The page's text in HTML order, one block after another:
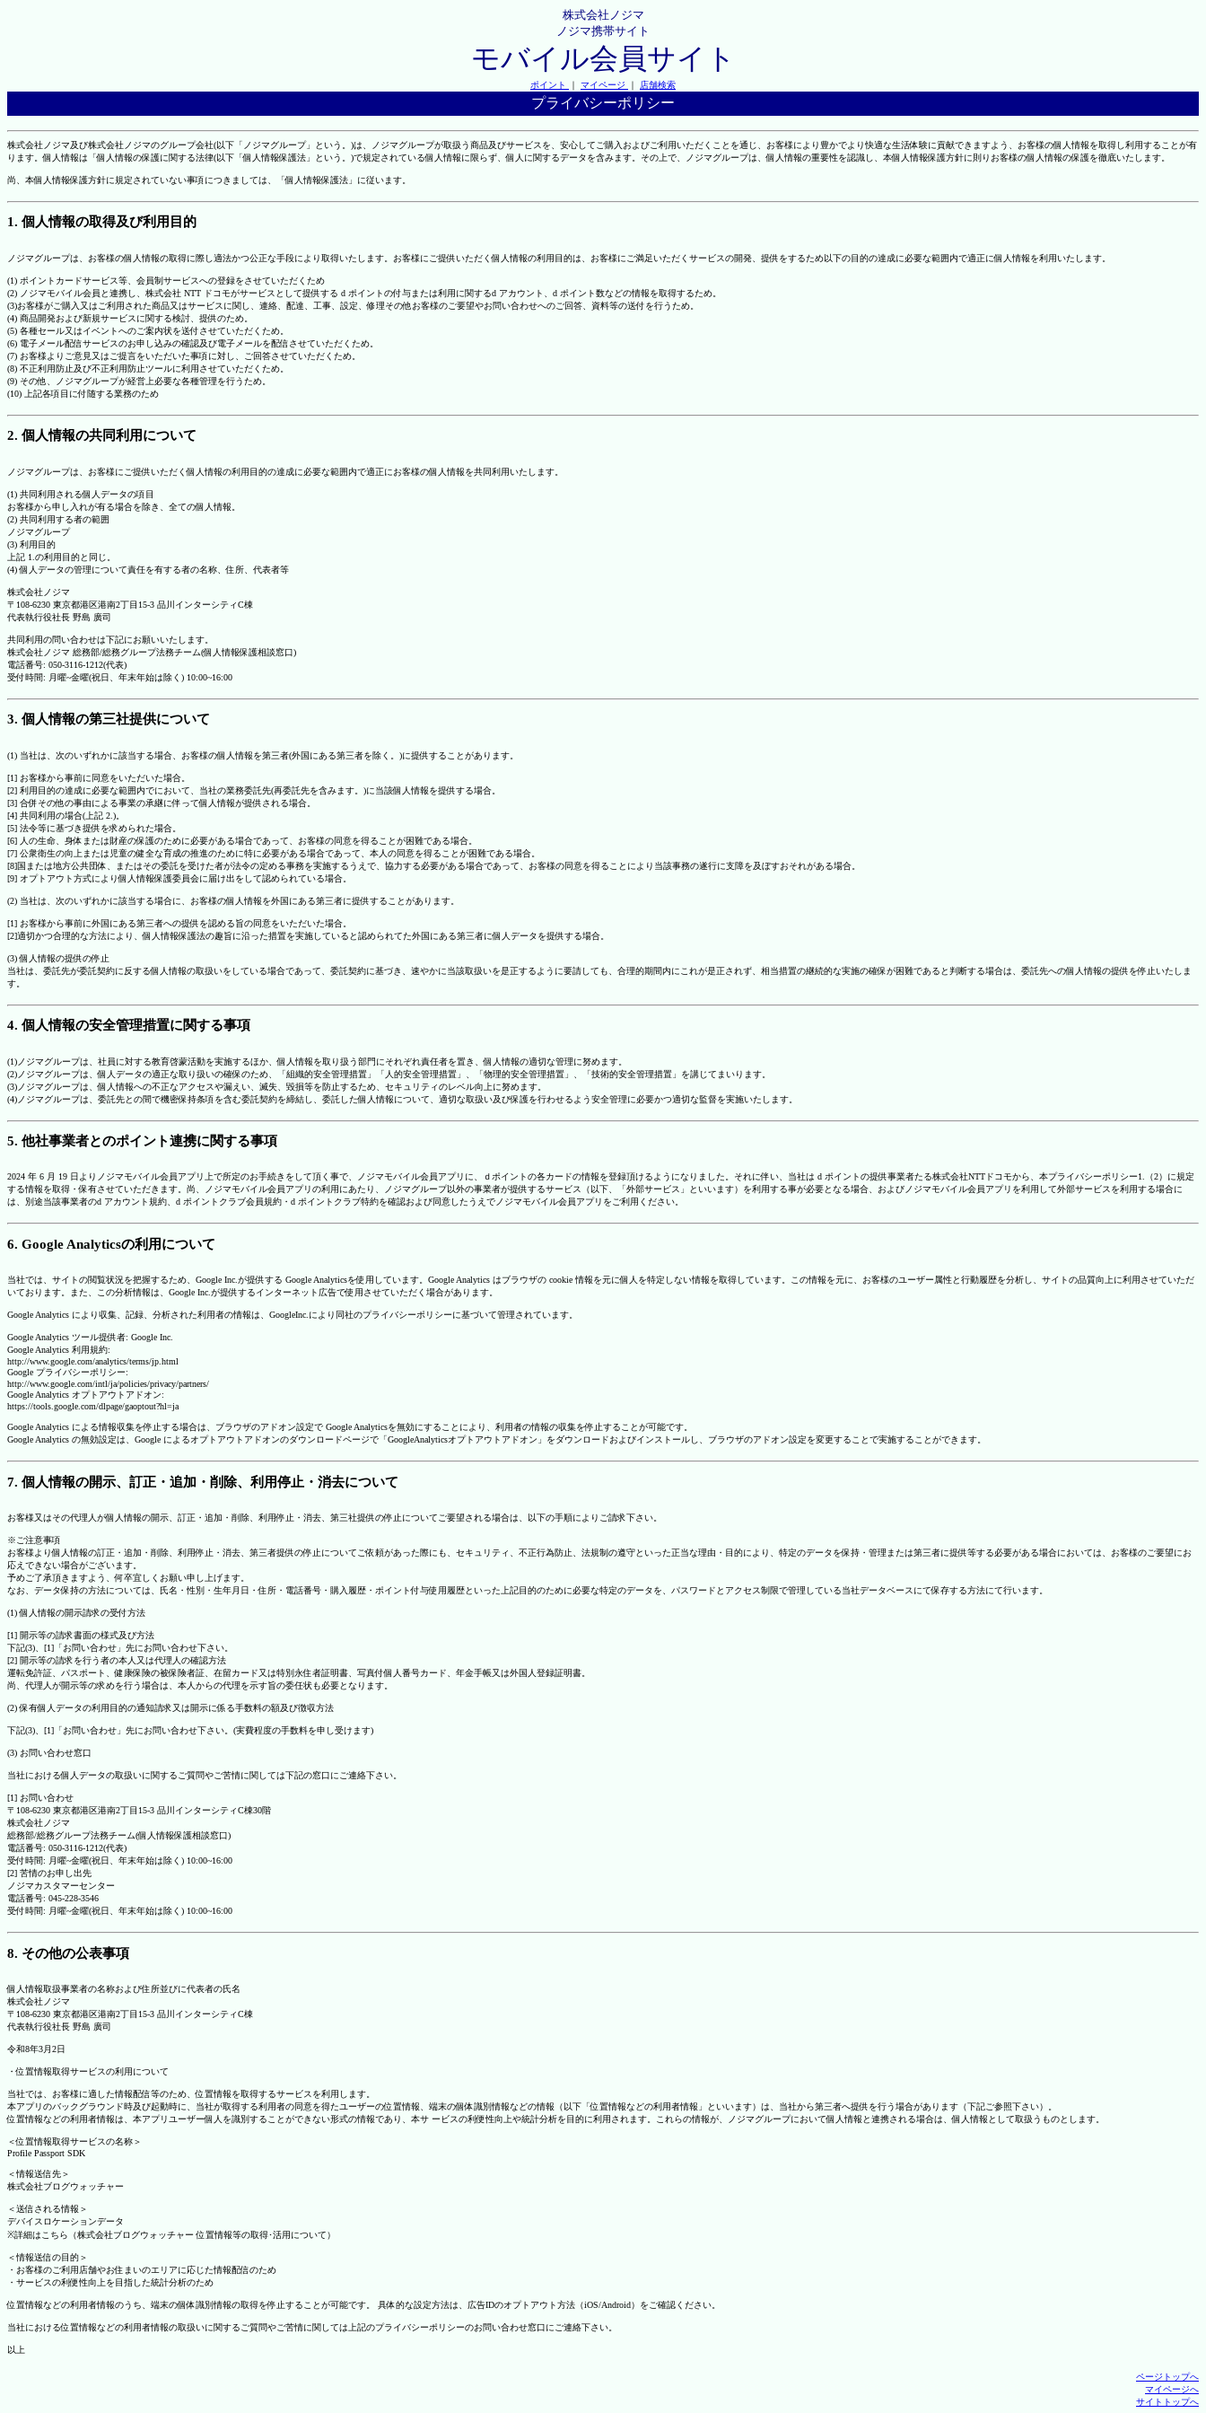
株式会社ノジマ
ノジマ携帯サイト
モバイル会員サイト
ポイント ｜ マイページ ｜ 店舗検索
プライバシーポリシー
株式会社ノジマ及び株式会社ノジマのグループ会社(以下「ノジマグループ」という。)は、ノジマグループが取扱う商品及びサービスを、安心してご購入およびご利用いただくことを通じ、お客様により豊かでより快適な生活体験に貢献できますよう、お客様の個人情報を取得し利用することが有
ります。個人情報は「個人情報の保護に関する法律(以下「個人情報保護法」という。)で規定されている個人情報に限らず、個人に関するデータを含みます。その上で、ノジマグループは、個人情報の重要性を認識し、本個人情報保護方針に則りお客様の個人情報の保護を徹底いたします。
尚、本個人情報保護方針に規定されていない事項につきましては、「個人情報保護法」に従います。
1. 個人情報の取得及び利用目的
ノジマグループは、お客様の個人情報の取得に際し適法かつ公正な手段により取得いたします。お客様にご提供いただく個人情報の利用目的は、お客様にご満足いただくサービスの開発、提供をするため以下の目的の達成に必要な範囲内で適正に個人情報を利用いたします。
(1) ポイントカードサービス等、会員制サービスへの登録をさせていただくため
(2) ノジマモバイル会員と連携し、株式会社 NTT ドコモがサービスとして提供する d ポイントの付与または利用に関するd アカウント、d ポイント数などの情報を取得するため。
(3)お客様がご購入又はご利用された商品又はサービスに関し、連絡、配達、工事、設定、修理その他お客様のご要望やお問い合わせへのご回答、資料等の送付を行うため。
(4) 商品開発および新規サービスに関する検討、提供のため。
(5) 各種セール又はイベントへのご案内状を送付させていただくため。
(6) 電子メール配信サービスのお申し込みの確認及び電子メールを配信させていただくため。
(7) お客様よりご意見又はご提言をいただいた事項に対し、ご回答させていただくため。
(8) 不正利用防止及び不正利用防止ツールに利用させていただくため。
(9) その他、ノジマグループが経営上必要な各種管理を行うため。
(10) 上記各項目に付随する業務のため
2. 個人情報の共同利用について
ノジマグループは、お客様にご提供いただく個人情報の利用目的の達成に必要な範囲内で適正にお客様の個人情報を共同利用いたします。
(1) 共同利用される個人データの項目
お客様から申し入れが有る場合を除き、全ての個人情報。
(2) 共同利用する者の範囲
ノジマグループ
(3) 利用目的
上記 1.の利用目的と同じ。
(4) 個人データの管理について責任を有する者の名称、住所、代表者等
株式会社ノジマ
〒108-6230 東京都港区港南2丁目15-3 品川インターシティC棟
代表執行役社長 野島 廣司
共同利用の問い合わせは下記にお願いいたします。
株式会社ノジマ 総務部/総務グループ法務チーム(個人情報保護相談窓口)
電話番号: 050-3116-1212(代表)
受付時間: 月曜~金曜(祝日、年末年始は除く) 10:00~16:00
3. 個人情報の第三社提供について
(1) 当社は、次のいずれかに該当する場合、お客様の個人情報を第三者(外国にある第三者を除く。)に提供することがあります。
[1] お客様から事前に同意をいただいた場合。
[2] 利用目的の達成に必要な範囲内でにおいて、当社の業務委託先(再委託先を含みます。)に当該個人情報を提供する場合。
[3] 合併その他の事由による事業の承継に伴って個人情報が提供される場合。
[4] 共同利用の場合(上記 2.)。
[5] 法令等に基づき提供を求められた場合。
[6] 人の生命、身体または財産の保護のために必要がある場合であって、お客様の同意を得ることが困難である場合。
[7] 公衆衛生の向上または児童の健全な育成の推進のために特に必要がある場合であって、本人の同意を得ることが困難である場合。
[8]国または地方公共団体、またはその委託を受けた者が法令の定める事務を実施するうえで、協力する必要がある場合であって、お客様の同意を得ることにより当該事務の遂行に支障を及ぼすおそれがある場合。
[9] オプトアウト方式により個人情報保護委員会に届け出をして認められている場合。
(2) 当社は、次のいずれかに該当する場合に、お客様の個人情報を外国にある第三者に提供することがあります。
[1] お客様から事前に外国にある第三者への提供を認める旨の同意をいただいた場合。
[2]適切かつ合理的な方法により、個人情報保護法の趣旨に沿った措置を実施していると認められてた外国にある第三者に個人データを提供する場合。
(3) 個人情報の提供の停止
当社は、委託先が委託契約に反する個人情報の取扱いをしている場合であって、委託契約に基づき、速やかに当該取扱いを是正するように要請しても、合理的期間内にこれが是正されず、相当措置の継続的な実施の確保が困難であると判断する場合は、委託先への個人情報の提供を停止いたしま
す。
4. 個人情報の安全管理措置に関する事項
(1)ノジマグループは、社員に対する教育啓蒙活動を実施するほか、個人情報を取り扱う部門にそれぞれ責任者を置き、個人情報の適切な管理に努めます。
(2)ノジマグループは、個人データの適正な取り扱いの確保のため、「組織的安全管理措置」「人的安全管理措置」、「物理的安全管理措置」、「技術的安全管理措置」を講じてまいります。
(3)ノジマグループは、個人情報への不正なアクセスや漏えい、滅失、毀損等を防止するため、セキュリティのレベル向上に努めます。
(4)ノジマグループは、委託先との間で機密保持条項を含む委託契約を締結し、委託した個人情報について、適切な取扱い及び保護を行わせるよう安全管理に必要かつ適切な監督を実施いたします。
5. 他社事業者とのポイント連携に関する事項
2024 年 6 月 19 日よりノジマモバイル会員アプリ上で所定のお手続きをして頂く事で、ノジマモバイル会員アプリに、ｄポイントの各カードの情報を登録頂けるようになりました。それに伴い、当社は d ポイントの提供事業者たる株式会社NTTドコモから、本プライバシーポリシー1.（2）に規定
する情報を取得・保有させていただきます。尚、ノジマモバイル会員アプリの利用にあたり、ノジマグループ以外の事業者が提供するサービス（以下、「外部サービス」といいます）を利用する事が必要となる場合、およびノジマモバイル会員アプリを利用して外部サービスを利用する場合に
は、別途当該事業者のd アカウント規約、d ポイントクラブ会員規約・d ポイントクラブ特約を確認および同意したうえでノジマモバイル会員アプリをご利用ください。
6. Google Analyticsの利用について
当社では、サイトの閲覧状況を把握するため、Google Inc.が提供する Google Analyticsを使用しています。Google Analytics はブラウザの cookie 情報を元に個人を特定しない情報を取得しています。この情報を元に、お客様のユーザー属性と行動履歴を分析し、サイトの品質向上に利用させていただ
いております。また、この分析情報は、Google Inc.が提供するインターネット広告で使用させていただく場合があります。
Google Analytics により収集、記録、分析された利用者の情報は、GoogleInc.により同社のプライバシーポリシーに基づいて管理されています。
Google Analytics ツール提供者: Google Inc.
Google Analytics 利用規約:
http://www.google.com/analytics/terms/jp.html
Google プライバシーポリシー:
http://www.google.com/intl/ja/policies/privacy/partners/
Google Analytics オプトアウトアドオン:
https://tools.google.com/dlpage/gaoptout?hl=ja
Google Analytics による情報収集を停止する場合は、ブラウザのアドオン設定で Google Analyticsを無効にすることにより、利用者の情報の収集を停止することが可能です。
Google Analytics の無効設定は、Google によるオプトアウトアドオンのダウンロードページで「GoogleAnalyticsオプトアウトアドオン」をダウンロードおよびインストールし、ブラウザのアドオン設定を変更することで実施することができます。
7. 個人情報の開示、訂正・追加・削除、利用停止・消去について
お客様又はその代理人が個人情報の開示、訂正・追加・削除、利用停止・消去、第三社提供の停止についてご要望される場合は、以下の手順によりご請求下さい。
※ご注意事項
お客様より個人情報の訂正・追加・削除、利用停止・消去、第三者提供の停止についてご依頼があった際にも、セキュリティ、不正行為防止、法規制の遵守といった正当な理由・目的により、特定のデータを保持・管理または第三者に提供等する必要がある場合においては、お客様のご要望にお
応えできない場合がございます。
予めご了承頂きますよう、何卒宜しくお願い申し上げます。
なお、データ保持の方法については、氏名・性別・生年月日・住所・電話番号・購入履歴・ポイント付与使用履歴といった上記目的のために必要な特定のデータを、パスワードとアクセス制限で管理している当社データベースにて保存する方法にて行います。
(1) 個人情報の開示請求の受付方法
[1] 開示等の請求書面の様式及び方法
下記(3)、[1]「お問い合わせ」先にお問い合わせ下さい。
[2] 開示等の請求を行う者の本人又は代理人の確認方法
運転免許証、パスポート、健康保険の被保険者証、在留カード又は特別永住者証明書、写真付個人番号カード、年金手帳又は外国人登録証明書。
尚、代理人が開示等の求めを行う場合は、本人からの代理を示す旨の委任状も必要となります。
(2) 保有個人データの利用目的の通知請求又は開示に係る手数料の額及び徴収方法
下記(3)、[1]「お問い合わせ」先にお問い合わせ下さい。(実費程度の手数料を申し受けます)
(3) お問い合わせ窓口
当社における個人データの取扱いに関するご質問やご苦情に関しては下記の窓口にご連絡下さい。
[1] お問い合わせ
〒108-6230 東京都港区港南2丁目15-3 品川インターシティC棟30階
株式会社ノジマ
総務部/総務グループ法務チーム(個人情報保護相談窓口)
電話番号: 050-3116-1212(代表)
受付時間: 月曜~金曜(祝日、年末年始は除く) 10:00~16:00
[2] 苦情のお申し出先
ノジマカスタマーセンター
電話番号: 045-228-3546
受付時間: 月曜~金曜(祝日、年末年始は除く) 10:00~16:00
8. その他の公表事項
個人情報取扱事業者の名称および住所並びに代表者の氏名
株式会社ノジマ
〒108-6230 東京都港区港南2丁目15-3 品川インターシティC棟
代表執行役社長 野島 廣司
令和8年3月2日
・位置情報取得サービスの利用について
当社では、お客様に適した情報配信等のため、位置情報を取得するサービスを利用します。
本アプリのバックグラウンド時及び起動時に、当社が取得する利用者の同意を得たユーザーの位置情報、端末の個体識別情報などの情報（以下「位置情報などの利用者情報」といいます）は、当社から第三者へ提供を行う場合があります（下記ご参照下さい）。
位置情報などの利用者情報は、本アプリユーザー個人を識別することができない形式の情報であり、本サ ービスの利便性向上や統計分析を目的に利用されます。これらの情報が、ノジマグループにおいて個人情報と連携される場合は、個人情報として取扱うものとします。
＜位置情報取得サービスの名称＞
Profile Passport SDK
＜情報送信先＞
株式会社ブログウォッチャー
＜送信される情報＞
デバイスロケーションデータ
※詳細はこちら（株式会社ブログウォッチャー 位置情報等の取得･活用について）
＜情報送信の目的＞
・お客様のご利用店舗やお住まいのエリアに応じた情報配信のため
・サービスの利便性向上を目指した統計分析のため
位置情報などの利用者情報のうち、端末の個体識別情報の取得を停止することが可能です。 具体的な設定方法は、広告IDのオプトアウト方法（iOS/Android）をご確認ください。
当社における位置情報などの利用者情報の取扱いに関するご質問やご苦情に関しては上記のプライバシーポリシーのお問い合わせ窓口にご連絡下さい。
以上
ページトップへ
マイページへ
サイトトップへ